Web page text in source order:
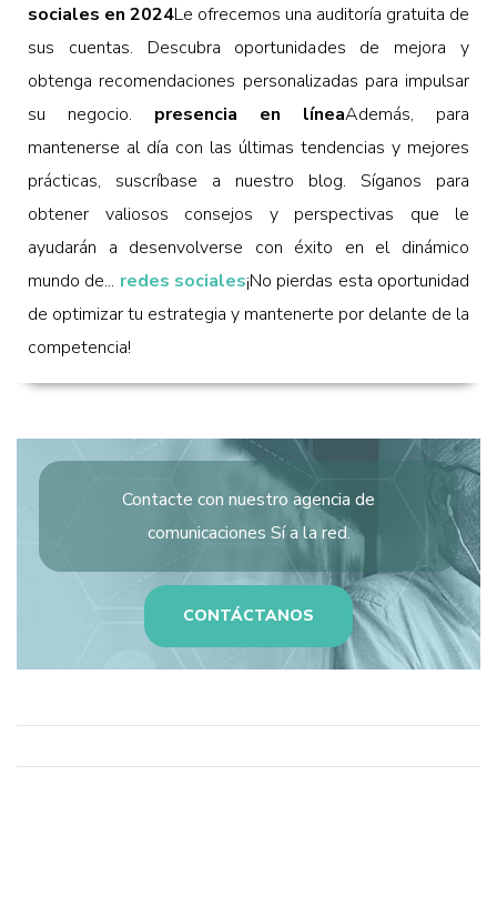
sociales en 2024Le ofrecemos una auditoría gratuita de
sus cuentas. Descubra oportunidades de mejora y
obtenga recomendaciones personalizadas para impulsar
su negocio. presencia en líneaAdemás, para
mantenerse al día con las últimas tendencias y mejores
prácticas, suscríbase a nuestro blog. Síganos para
obtener valiosos consejos y perspectivas que le
ayudarán a desenvolverse con éxito en el dinámico
mundo de... redes sociales¡No pierdas esta oportunidad
de optimizar tu estrategia y mantenerte por delante de la
competencia!
Contacte con nuestro agencia de
comunicaciones Sí a la red.
CONTÁCTANOS